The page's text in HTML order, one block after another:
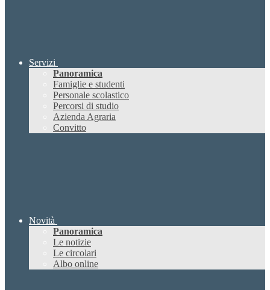
Servizi
Panoramica
Famiglie e studenti
Personale scolastico
Percorsi di studio
Azienda Agraria
Convitto
Novità
Panoramica
Le notizie
Le circolari
Albo online